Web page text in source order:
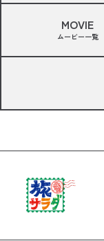
MOVIE
ムービー一覧